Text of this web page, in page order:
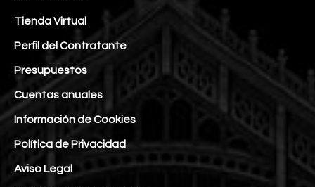
Tienda Virtual
Perfil del Contratante
Presupuestos
Cuentas anuales
Información de Cookies
Política de Privacidad
Aviso Legal